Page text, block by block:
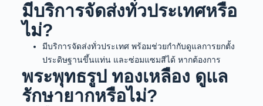
มีบริการจัดส่งทั่วประเทศหรือ
ไม่?
มีบริการจัดส่งทั่วประเทศ พร้อมช่วยกำกับดูแลการยกตั้ง
ประดิษฐานขึ้นแท่น และซ่อมแซมสีได้ หากต้องการ
พระพุทธรูป ทองเหลือง ดูแล
รักษายากหรือไม่?